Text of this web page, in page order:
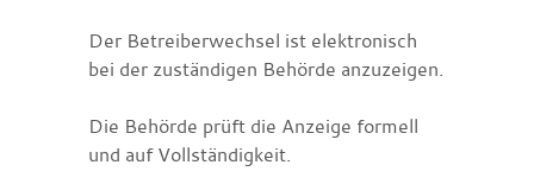
Der Betreiberwechsel ist elektronisch
bei der zuständigen Behörde anzuzeigen.
Die Behörde prüft die Anzeige formell
und auf Vollständigkeit.